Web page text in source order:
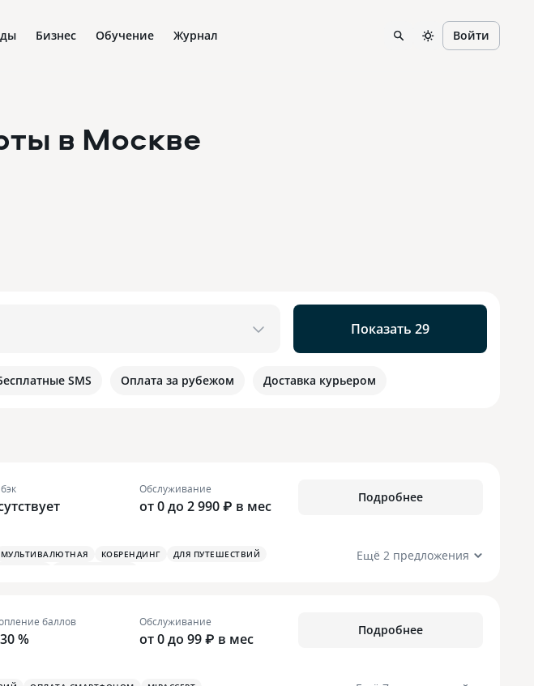
Бизнес Обучение Журнал Войти
в Москве
Показать 29
SMS Оплата за рубежом Доставка курьером
Обслуживание
от 0 до 2 990 ₽ в мес
Подробнее
МУЛЬТИВАЛЮТНАЯ КОБРЕНДИНГ
ДЛЯ ПУТЕШЕСТВИЙ
Ещё 2 предложения
баллов
%
Обслуживание
от 0 до 99 ₽ в мес
Подробнее